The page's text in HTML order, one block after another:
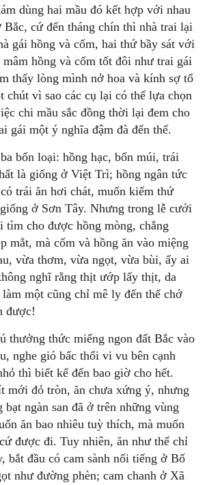
dùng hai mầu đó kết hợp với nhau
Bắc, cứ đến tháng chín thì nhà trai lại
gái hồng và cốm, hai thứ bầy sát với
hồng và cốm tốt đôi như trai gái
thấy lòng mình nở hoa và kính sợ tổ
chút vì sao các cụ lại có thể lựa chọn
chi mầu sắc đồng thời lại đem cho
gái một ý nghĩa đậm đà đến thế.
bốn loại: hồng hạc, bốn múi, trái
là giống ở Việt Trì; hồng ngân tức
trái ăn hơi chát, muốn kiếm thứ
ở Sơn Tây. Nhưng trong lễ cưới
tìm cho được hồng mòng, chẳng
mắt, mà cốm và hồng ăn vào miệng
vừa thơm, vừa ngọt, vừa bùi, ấy ai
nghĩ rằng thịt ướp lấy thịt, da
một cũng chỉ mê ly đến thế chớ
được!
thưởng thức miếng ngon đất Bắc vào
nghe gió bấc thổi vi vu bên cạnh
thì biết kể đến bao giờ cho hết.
mới đỏ tròn, ăn chưa xứng ý, nhưng
bạt ngàn san đã ở trên những vùng
ăn bao nhiêu tuỳ thích, mà muốn
được đi. Tuy nhiên, ăn như thế chỉ
bắt đầu có cam sành nổi tiếng ở Bố
như đường phèn; cam chanh ở Xã